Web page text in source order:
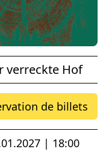
verreckte Hof
de billets
| 18:00